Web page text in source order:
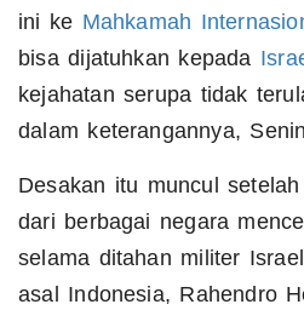
ini ke Mahkamah
bisa dijatuhkan kepada
kejahatan serupa tidak
dalam keterangannya,
Desakan itu muncul
dari berbagai negara
selama ditahan militer
asal Indonesia, Rahendro